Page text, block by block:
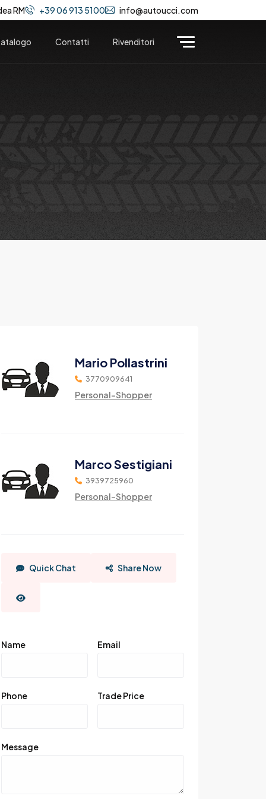
RM +39 06 913 5100 info@autoucci.com
Contatti Rivenditori
Mario Pollastrini
3770909641
Personal-Shopper
Marco Sestigiani
3939725960
Personal-Shopper
Quick Chat Share Now
Name Email
Phone Trade Price
Message